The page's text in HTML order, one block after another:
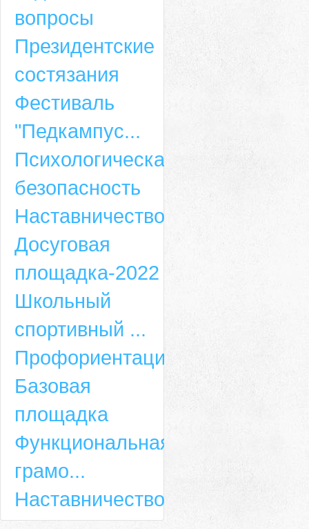
вопросы
Президентские
состязания
Фестиваль
"Педкампус...
Психологическая
безопасность
Наставничество
Досуговая
площадка-2022
Школьный
спортивный ...
Профориентация
Базовая
площадка
Функциональная
грамо...
Наставничество